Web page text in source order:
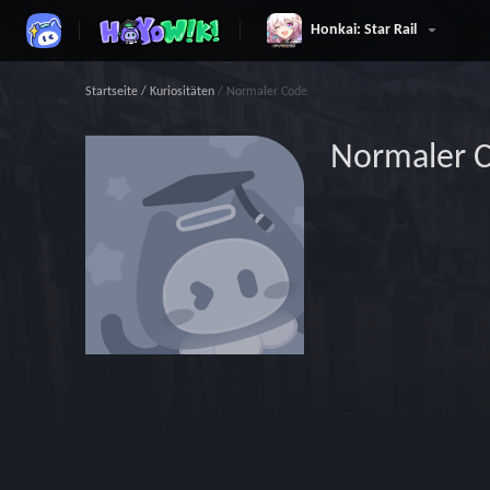
Honkai: Star Rail
Startseite / Kuriositäten / Normaler Code
Normaler